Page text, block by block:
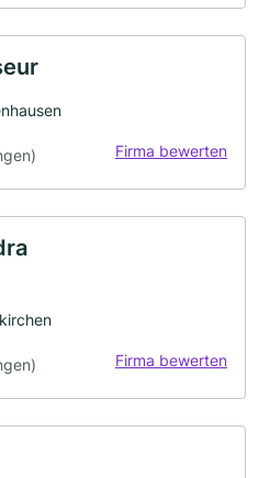
Firma bewerten
Firma bewerten